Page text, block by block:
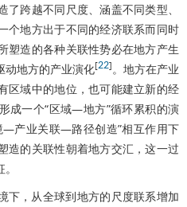
跨越不同尺度、涵盖不同类型、
个地方出于不同的经济联系而同时
塑造的各种关联性势必在地方产生
动地方的产业演化[22] 。地方在产业
区域中的地位，也可能建立新的经
成一个“区域—地方”循环累积的演
—产业关联—路径创造”相互作用下
造的关联性朝着地方交汇，这一过
下，从全球到地方的尺度联系增加